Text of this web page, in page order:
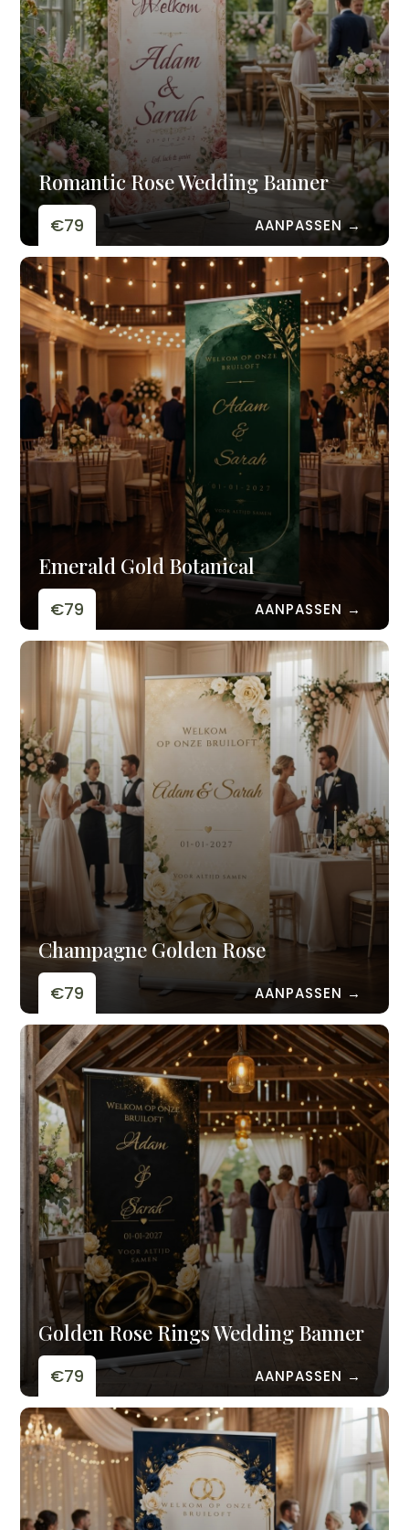
Romantic Rose Wedding Banner
€79 AANPASSEN →
Emerald Gold Botanical
€79 AANPASSEN →
Champagne Golden Rose
€79 AANPASSEN →
Golden Rose Rings Wedding Banner
€79 AANPASSEN →